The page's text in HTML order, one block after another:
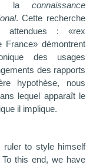
la connaissance
. Cette recherche
attendues : «rex
démontrent
des usages
des rapports
hypothèse, nous
lequel apparaît le
il implique.
ruler to style himself
this end, we have